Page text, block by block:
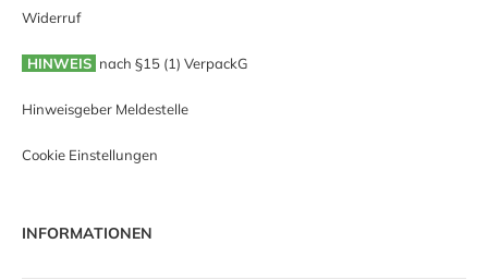
Widerruf
HINWEIS nach §15 (1) VerpackG
Hinweisgeber Meldestelle
Cookie Einstellungen
INFORMATIONEN